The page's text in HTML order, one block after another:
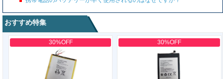
おすすめ特集
30%OFF 30%OFF